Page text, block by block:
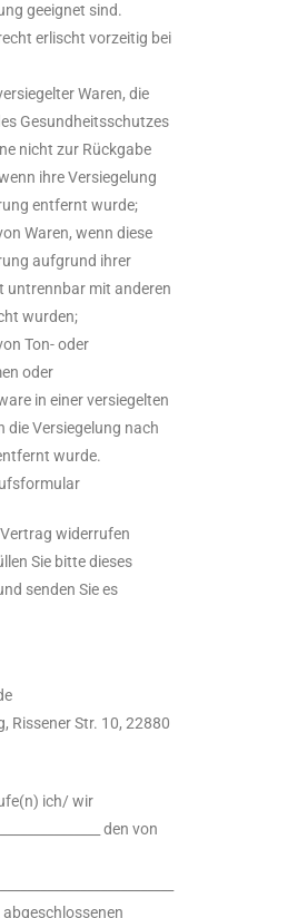
geeignet sind.
erlischt vorzeitig bei
Waren, die
Gesundheitsschutzes
nicht zur Rückgabe
ihre Versiegelung
entfernt wurde;
Waren, wenn diese
aufgrund ihrer
untrennbar mit anderen
wurden;
Ton- oder
oder
in einer versiegelten
die Versiegelung nach
wurde.
widerrufen
Sie bitte dieses
senden Sie es
Rissener Str. 10, 22880
ich/ wir
den von
abgeschlossenen